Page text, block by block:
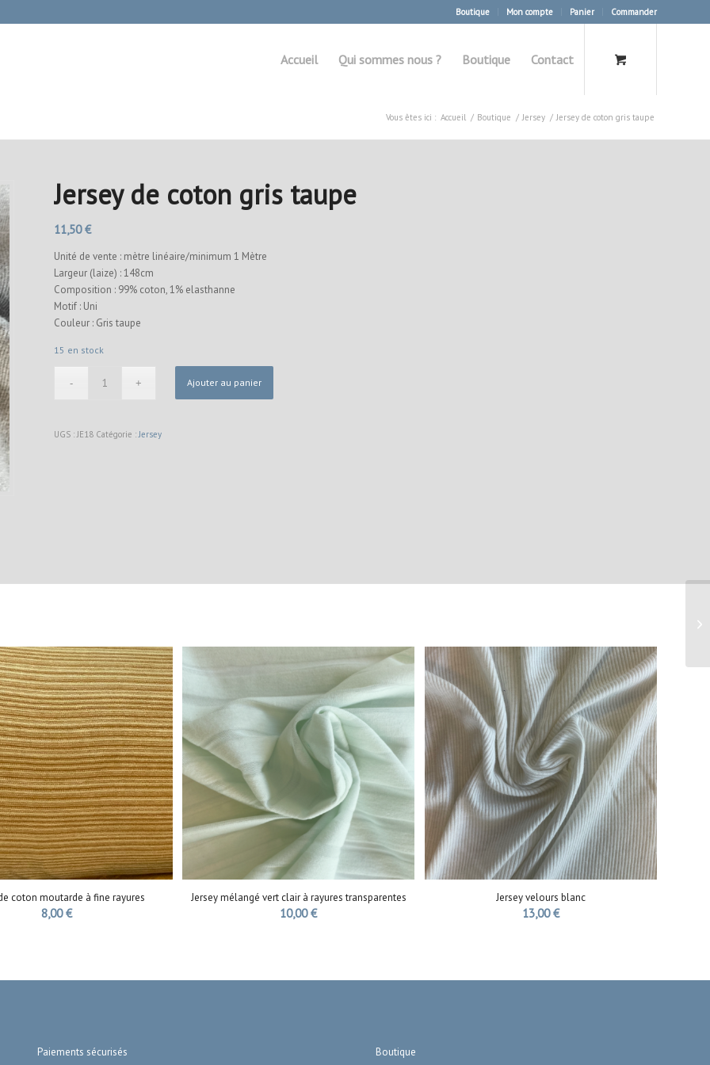
Boutique Mon compte Panier Commander
Accueil Qui sommes nous ? Boutique Contact
Vous êtes ici : Accueil / Boutique / Jersey / Jersey de coton gris taupe
Jersey de coton gris taupe
11,50€
Unité de vente : mètre linéaire/minimum 1 Mètre
Largeur (laize) : 148cm
Composition : 99% coton, 1% elasthanne
Motif : Uni
Couleur : Gris taupe
15 en stock
Ajouter au panier
UGS :JE18 Catégorie :Jersey
coton moutarde à fine rayures
8,00€
Jersey mélangé vert clair à rayures transparentes
10,00€
Jersey velours blanc
13,00€
Paiements sécurisés Boutique